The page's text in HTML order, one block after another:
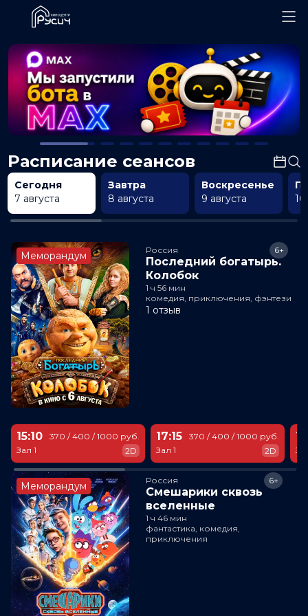
Расписание сеансов
Сегодня
7 августа
Завтра
8 августа
Воскресенье
9 августа
10
Меморандум Россия
Последний богатырь.
Колобок
6+
1 ч 56 мин
комедия, приключения, фэнтези
1 отзыв
15:10
Зал 1
370 / 400 / 1000 руб.
2D
17:15
Зал 1
370 / 400 / 1000 руб.
2D
Меморандум Россия
Смешарики сквозь
вселенные
6+
1 ч 46 мин
фантастика, комедия,
приключения